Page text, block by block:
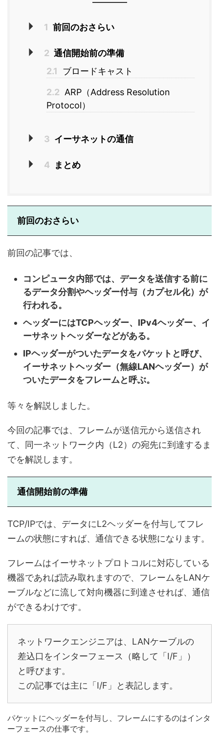
1 前回のおさらい
2 通信開始前の準備
2.1
ブロードキャスト
2.2 ARP（Address Resolution
Protocol）
3 イーサネットの通信
4 まとめ
前回のおさらい
前回の記事では、
コンピュータ内部では、データを送信する前に
るデータ分割やヘッダー付与（カプセル化）が
行われる。
ヘッダーにはTCPヘッダー、IPv4ヘッダー、イ
ーサネットヘッダーなどがある。
IPヘッダーがついたデータをパケットと呼び、
イーサネットヘッダー（無線LANヘッダー）が
ついたデータをフレームと呼ぶ。
等々を解説しました。
今回の記事では、フレームが送信元から送信され
て、同一ネットワーク内（L2）の宛先に到達するま
でを解説します。
通信開始前の準備
TCP/IPでは、データにL2ヘッダーを付与してフレ
ームの状態にすれば、通信できる状態になります。
フレームはイーサネットプロトコルに対応している
機器であれば読み取れますので、フレームをLANケ
ーブルなどに流して対向機器に到達させれば、通信
ができるわけです。
ネットワークエンジニアは、LANケーブルの
差込口をインターフェース（略して「I/F」）
と呼びます。
この記事では主に「I/F」と表記します。
パケットにヘッダーを付与し、フレームにするのはインタ
ーフェースの仕事です。